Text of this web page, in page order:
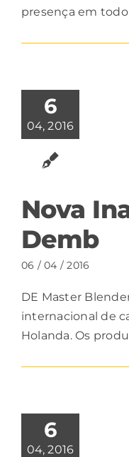
presença em
6
04, 2016
Nova
Demb
06 / 04 / 2016
DE Master
internacional de
Holanda. Os
6
04, 2016